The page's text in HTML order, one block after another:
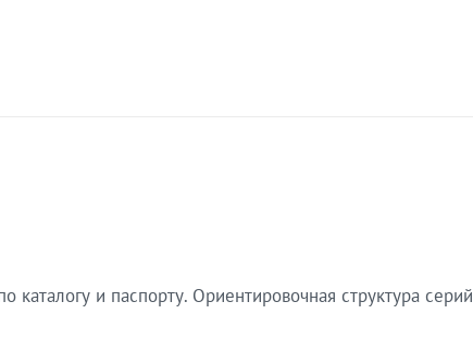
и паспорту. Ориентировочная структура серий